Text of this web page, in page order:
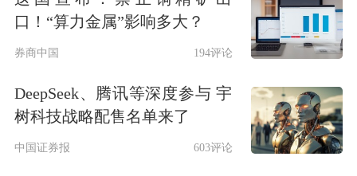
跑，水滴公司紧随其后，上涨8.98%，
个股的强势拉升对金龙指数的整体上扬
起到了关键推动作用。此外，小马智
行、世纪互联、陆控 正业生物、乐信
等5只个股涨幅均超过5%，共同构成中
口！“算力金属”影响多大？
券商中国 194评论
DeepSeek、腾讯等深度参与 宇
树科技战略配售名单来了
中国证券报 603评论